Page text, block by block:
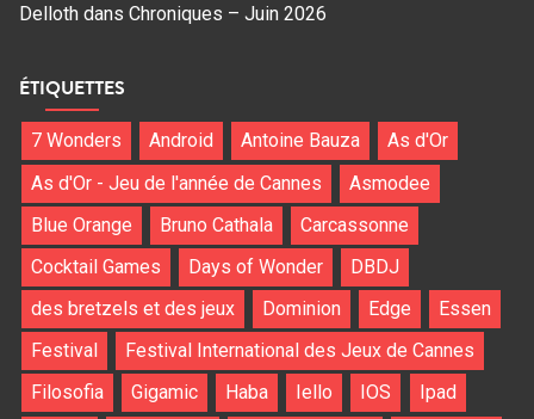
Delloth dans Chroniques – Juin 2026
ÉTIQUETTES
7 Wonders Android Antoine Bauza
As d'Or
As d'Or - Jeu de l'année de Cannes
Asmodee
Blue Orange
Bruno Cathala
Carcassonne
Cocktail Games
Days of Wonder
DBDJ
des bretzels et des jeux
Dominion Edge
Essen
Festival
Festival International des Jeux de Cannes
Filosofia
Gigamic Haba Iello IOS Ipad